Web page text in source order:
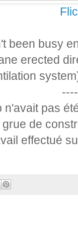
been busy
erected
n'avait pas
de
effectué